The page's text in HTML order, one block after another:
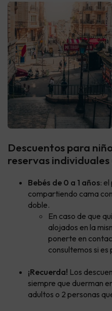
Descuentos para
reservas
Bebés de 0 a 1 años:
compartiendo cama
doble.
En caso de que
alojados en la
ponerte en
consultemos si es
¡Recuerda! Los
siempre que duerman
adultos o 2 personas